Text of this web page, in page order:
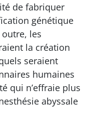
de fabriquer
génétique
les
la création
seraient
humaines
qui n’effraie plus
abyssale